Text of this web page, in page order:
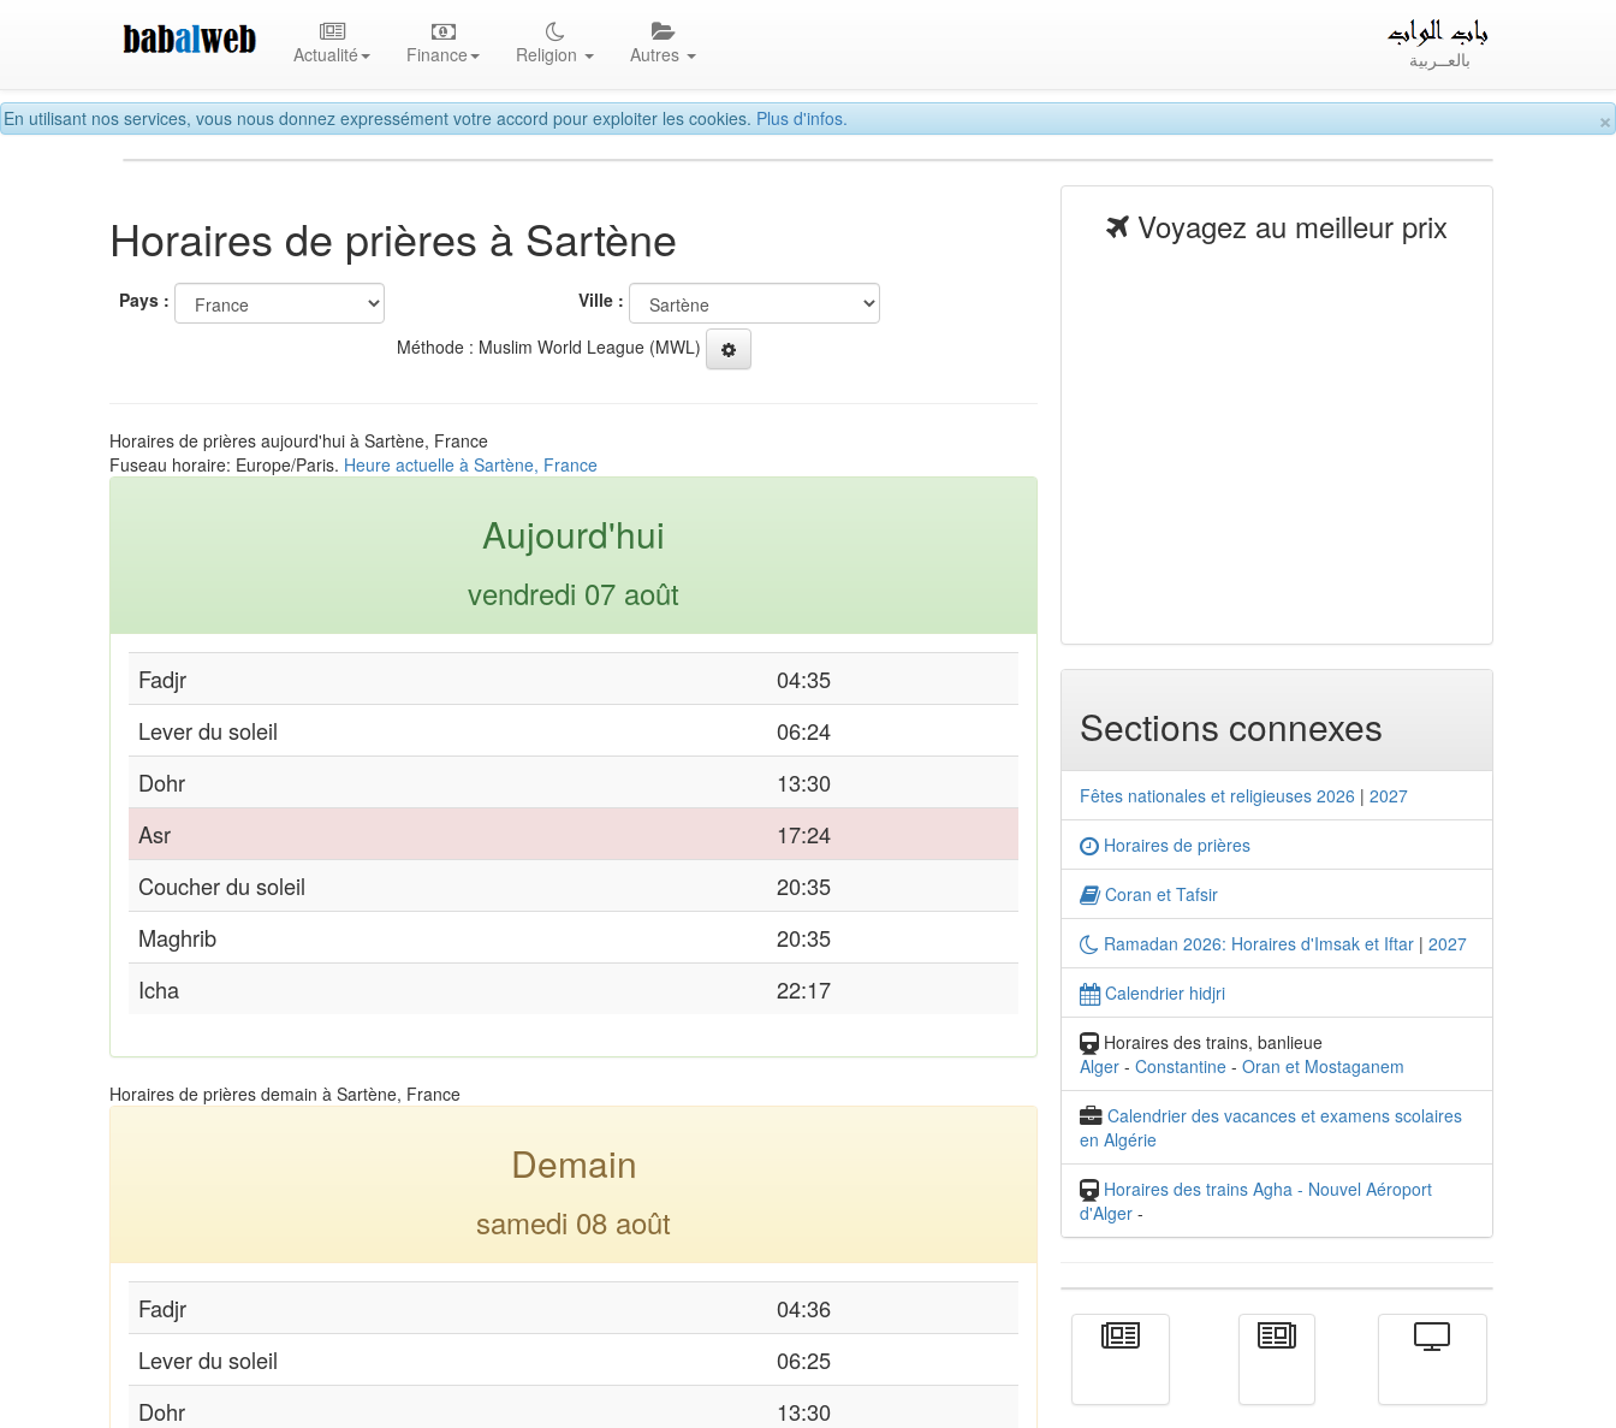
×
En utilisant nos services, vous nous donnez expressément votre accord pour exploiter les cookies. Plus d'infos.
Actualité Finance Religion Autres بالعــربية
Horaires de prières à Sartène
Pays :
Ville :
Méthode : Muslim World League (MWL)
Horaires de prières aujourd'hui à Sartène, France
Fuseau horaire: Europe/Paris. Heure actuelle à Sartène, France
Aujourd'hui
vendredi 07 août
Fadjr
04:35
Lever du soleil
06:24
Dohr
13:30
Asr
17:24
Coucher du soleil
20:35
Maghrib
20:35
Icha
22:17
Horaires de prières demain à Sartène, France
Demain
samedi 08 août
Fadjr
04:36
Lever du soleil
06:25
Dohr
13:30
Voyagez au meilleur prix
Sections connexes
Fêtes nationales et religieuses 2026 | 2027
Horaires de prières
Coran et Tafsir
Ramadan 2026: Horaires d'Imsak et Iftar | 2027
Calendrier hidjri
Horaires des trains, banlieue
Alger - Constantine - Oran et Mostaganem
Calendrier des vacances et examens scolaires
en Algérie
Horaires des trains Agha - Nouvel Aéroport
d'Alger -